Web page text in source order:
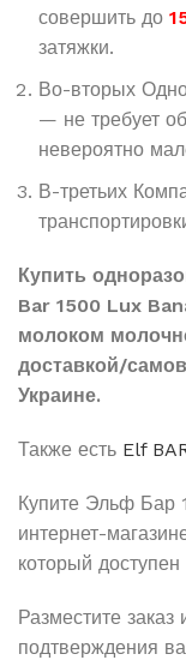
совершить до
затяжки.
Во-вторых
— не требует
невероятно
В-третьих
Купить
Bar 1500 Lux
молоком
доставкой/
Украине.
Также есть Elf
Купите Эльф Бар
интернет-
который
Разместите
подтверждения